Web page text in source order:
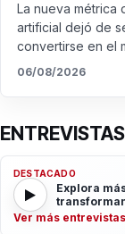
La nueva métrica
artificial dejó de
convertirse en el
06/08/2026
ENTREVISTAS
DESTACADO
Explora
Ver más entrevistas